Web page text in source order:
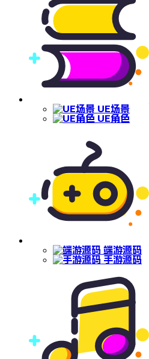
UE场景
UE角色
端游源码
手游源码